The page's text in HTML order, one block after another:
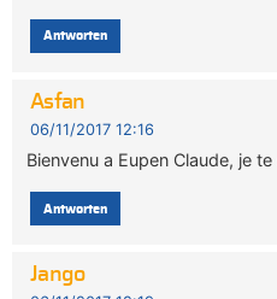
Antworten
Asfan
06/11/2017 12:16
Bienvenu a Eupen Claude, je
Antworten
Jango